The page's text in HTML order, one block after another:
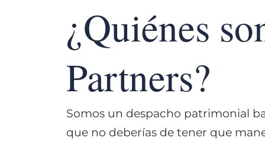
¿Quiénes
Partners?
Somos un despacho patrimonial
que no deberías de tener que